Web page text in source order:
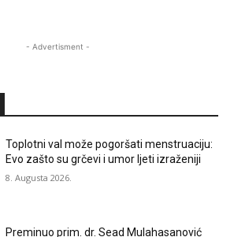
- Advertisment -
Toplotni val može pogoršati menstruaciju:
Evo zašto su grčevi i umor ljeti izraženiji
8. Augusta 2026.
Preminuo prim. dr. Sead Mulahasanović